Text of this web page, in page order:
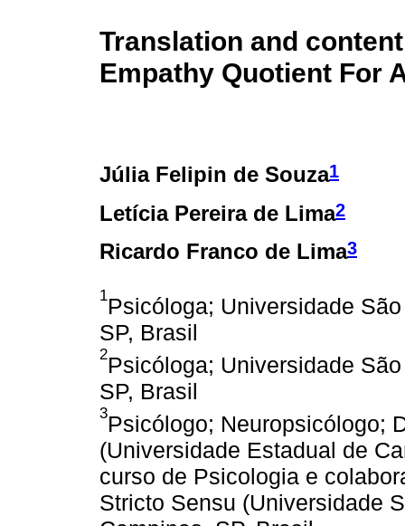
Translation and
Empathy Quotient For
Júlia Felipin de Souza1
Letícia Pereira de Lima2
Ricardo Franco de Lima3
1Psicóloga; Universidade
SP, Brasil
2Psicóloga; Universidade
SP, Brasil
3Psicólogo; Neuropsicólogo;
(Universidade Estadual de
curso de Psicologia e
Stricto Sensu (Universidade